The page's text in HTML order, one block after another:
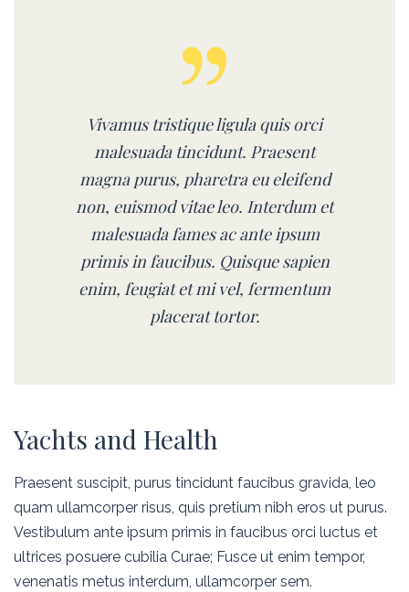
Vivamus tristique ligula quis orci
malesuada tincidunt. Praesent
magna purus, pharetra eu eleifend
non, euismod vitae leo. Interdum et
malesuada fames ac ante ipsum
primis in faucibus. Quisque sapien
enim, feugiat et mi vel, fermentum
placerat tortor.
Yachts and Health
Praesent suscipit, purus tincidunt faucibus gravida, leo
quam ullamcorper risus, quis pretium nibh eros ut purus.
Vestibulum ante ipsum primis in faucibus orci luctus et
ultrices posuere cubilia Curae; Fusce ut enim tempor,
venenatis metus interdum, ullamcorper sem.